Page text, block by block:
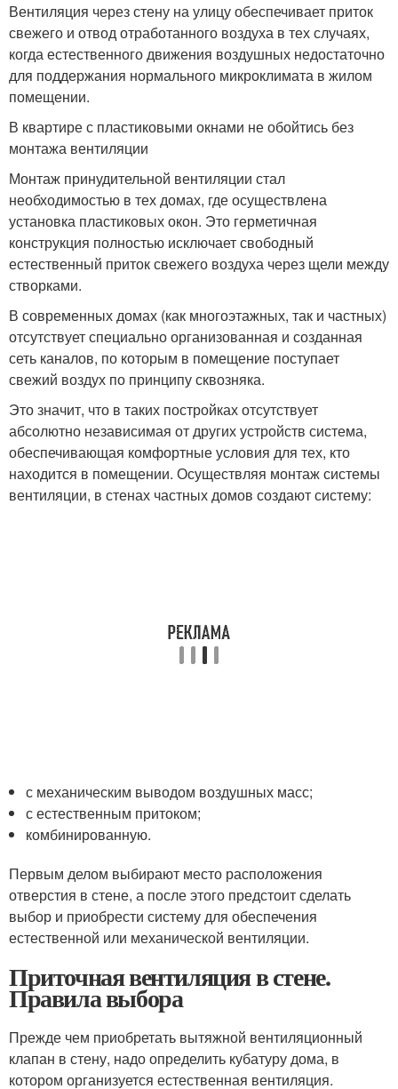
Вентиляция через стену на улицу обеспечивает приток
свежего и отвод отработанного воздуха в тех случаях,
когда естественного движения воздушных недостаточно
для поддержания нормального микроклимата в жилом
помещении.
В квартире с пластиковыми окнами не обойтись без
монтажа вентиляции
Монтаж принудительной вентиляции стал
необходимостью в тех домах, где осуществлена
установка пластиковых окон. Это герметичная
конструкция полностью исключает свободный
естественный приток свежего воздуха через щели между
створками.
В современных домах (как многоэтажных, так и частных)
отсутствует специально организованная и созданная
сеть каналов, по которым в помещение поступает
свежий воздух по принципу сквозняка.
Это значит, что в таких постройках отсутствует
абсолютно независимая от других устройств система,
обеспечивающая комфортные условия для тех, кто
находится в помещении. Осуществляя монтаж системы
вентиляции, в стенах частных домов создают систему:
с механическим выводом воздушных масс;
с естественным притоком;
комбинированную.
Первым делом выбирают место расположения
отверстия в стене, а после этого предстоит сделать
выбор и приобрести систему для обеспечения
естественной или механической вентиляции.
Приточная вентиляция в стене.
Правила выбора
Прежде чем приобретать вытяжной вентиляционный
клапан в стену, надо определить кубатуру дома, в
котором организуется естественная вентиляция.